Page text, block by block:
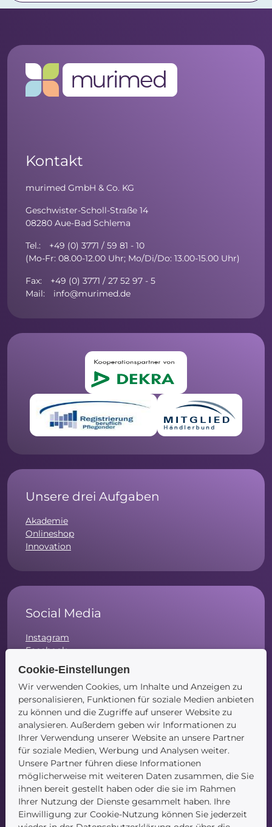
Kontakt
murimed GmbH & Co. KG
Geschwister-Scholl-Straße 14
08280 Aue-Bad Schlema
Tel.: +49 (0) 3771 / 59 81 - 10
(Mo-Fr: 08.00-12.00 Uhr; Mo/Di/Do: 13.00-15.00 Uhr)
Fax: +49 (0) 3771 / 27 52 97 - 5
Mail: info@murimed.de
Unsere drei Aufgaben
Akademie
Onlineshop
Innovation
Social Media
Instagram
Facebook
LinkedIn
Navigation
Startseite
Blog
Kontakt
Cookie-Einstellungen
Wir verwenden Cookies, um Inhalte und Anzeigen zu
personalisieren, Funktionen für soziale Medien anbieten
zu können und die Zugriffe auf unserer Website zu
analysieren. Außerdem geben wir Informationen zu
Ihrer Verwendung unserer Website an unsere Partner
für soziale Medien, Werbung und Analysen weiter.
Unsere Partner führen diese Informationen
möglicherweise mit weiteren Daten zusammen, die Sie
ihnen bereit gestellt haben oder die sie im Rahmen
Ihrer Nutzung der Dienste gesammelt haben. Ihre
Einwilligung zur Cookie-Nutzung können Sie jederzeit